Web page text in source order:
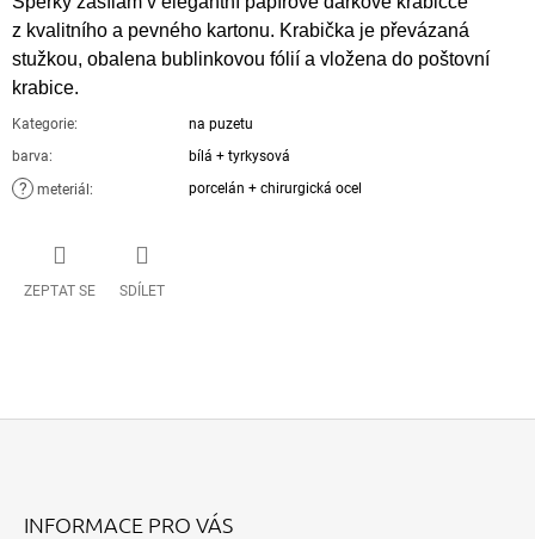
z kvalitního a pevného kartonu. Krabička je převázaná
stužkou, obalena bublinkovou fólií a vložena do poštovní
krabice.
Kategorie:
na puzetu
barva: bílá + tyrkysová
? meteriál : porcelán + chirurgická ocel
ZEPTAT SE SDÍLET
INFORMACE PRO VÁS